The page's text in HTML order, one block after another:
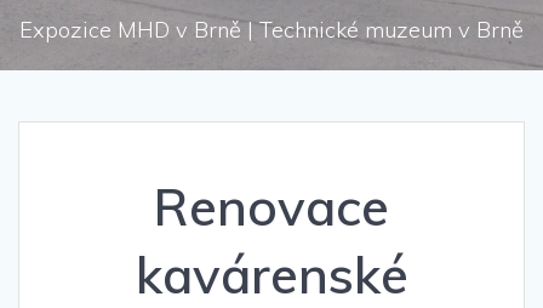
Expozice MHD v Brně | Technické muzeum v Brně
Renovace
kavárenské